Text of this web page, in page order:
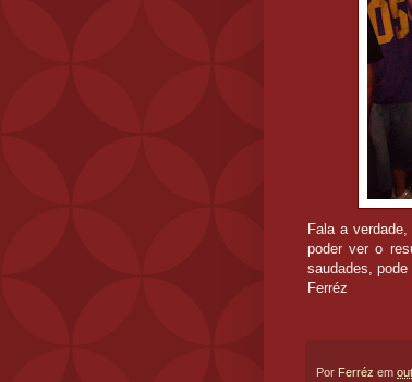
Fala a
poder ver o
saudades, pode
Ferréz
Por Ferréz em